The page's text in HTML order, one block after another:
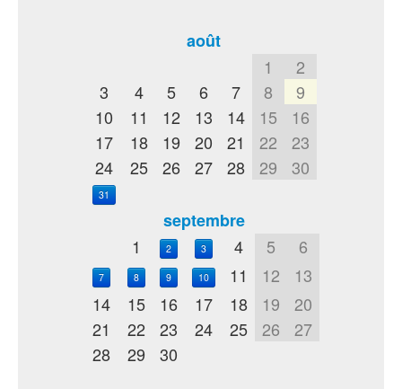
août
1
2
3
4 5 6 7 8
9
10
11 12 13 14 15
16
17
18 19 20 21 22
23
24
25 26 27 28 29 30
31
septembre
1
2 3 4 5 6
7 8 9 10 11 12
13
14
15 16 17 18 19
20
21
22 23 24 25 26
27
28
29
30